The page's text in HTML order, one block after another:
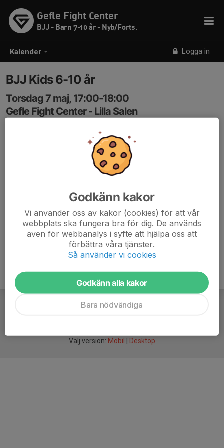
Kalender Logga in
Gefle Fight Center
BJJ - Barn 7-10 år - Nyb/Forts.
BJJ Kids 6-10 år
Torsdag 7 maj, 17:00-18:00
Gefle Fight Center - Lilla Salen
Välj version: Mobil Desktop
Godkänn kakor
Vi använder oss av kakor (cookies) för att vår
webbplats ska fungera bra för dig. De används
även för webbanalys i syfte att hjälpa oss att
förbättra våra tjänster.
Så använder vi cookies
Godkänn alla kakor
Bara nödvändiga